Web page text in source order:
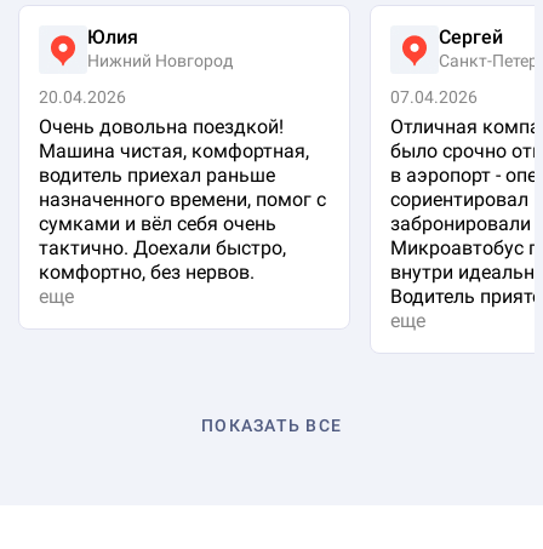
Юлия
Нижний Новгород
20.04.2026
Очень довольна поездкой!
Машина чистая, комфортная,
водитель приехал раньше
назначенного времени, помог с
сумками и вёл себя очень
тактично. Доехали быстро,
комфортно, без нервов.
еще
Сергей
Санкт-
07.04.2026
Отличная
было срочно
в аэропорт -
сориентировал и
забронировали
Микроавтобус
внутри
Водитель
еще
ПОКАЗАТЬ ВСЕ